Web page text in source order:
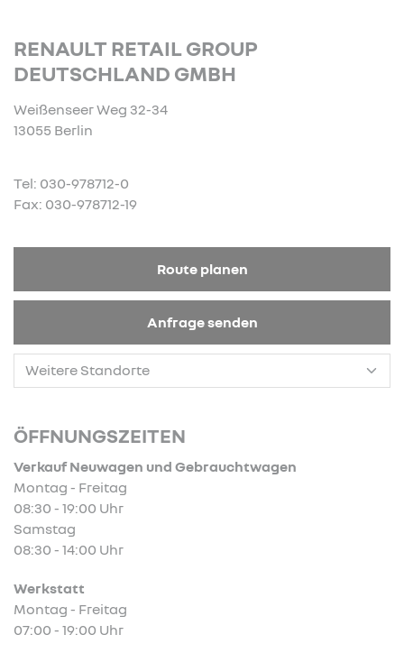
RENAULT RETAIL GROUP
DEUTSCHLAND GMBH
Weißenseer Weg 32-34
13055 Berlin
Tel: 030-978712-0
Fax: 030-978712-19
Route planen
Anfrage senden
ÖFFNUNGSZEITEN
Verkauf Neuwagen und Gebrauchtwagen
Montag - Freitag
08:30 - 19:00 Uhr
Samstag
08:30 - 14:00 Uhr
Werkstatt
Montag - Freitag
07:00 - 19:00 Uhr